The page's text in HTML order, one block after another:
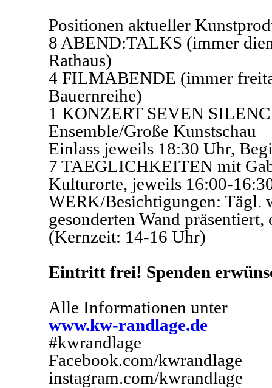
Positionen aktueller
8 ABEND:TALKS (immer
Rathaus)
4 FILMABENDE (immer
Bauernreihe)
1 KONZERT SEVEN
Ensemble/Große Kunstschau
Einlass jeweils 18:30 Uhr,
7 TAEGLICHKEITEN mit
Kulturorte, jeweils 16:00-
WERK/Besichtigungen: Tägl.
gesonderten Wand
(Kernzeit: 14-16 Uhr)
Eintritt frei! Spenden
Alle Informationen unter
www.kw-randlage.de
#kwrandlage
Facebook.com/kwrandlage
instagram.com/kwrandlage